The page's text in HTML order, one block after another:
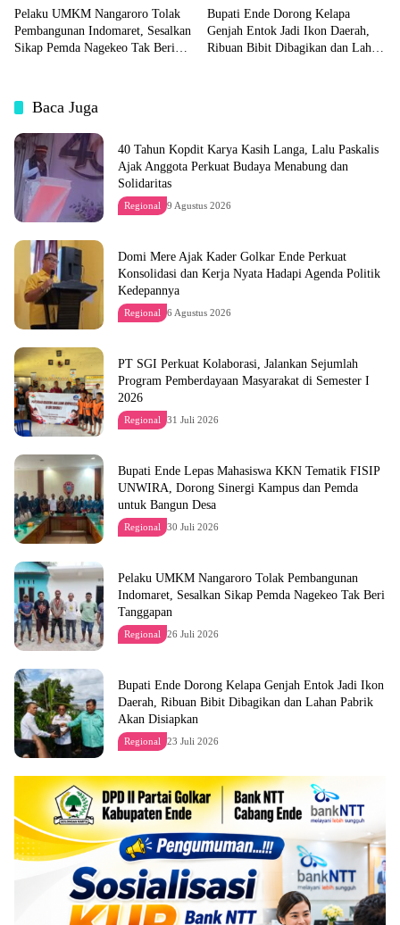
Pelaku UMKM Nangaroro Tolak
Pembangunan Indomaret, Sesalkan
Sikap Pemda Nagekeo Tak Beri
Bupati Ende Dorong Kelapa
Genjah Entok Jadi Ikon Daerah,
Ribuan Bibit Dibagikan dan Lahan
Baca Juga
40 Tahun Kopdit Karya Kasih Langa, Lalu Paskalis
Ajak Anggota Perkuat Budaya Menabung dan
Solidaritas
Regional 9 Agustus 2026
Domi Mere Ajak Kader Golkar Ende Perkuat
Konsolidasi dan Kerja Nyata Hadapi Agenda Politik
Kedepannya
Regional 6 Agustus 2026
PT SGI Perkuat Kolaborasi, Jalankan Sejumlah
Program Pemberdayaan Masyarakat di Semester I
2026
Regional 31 Juli 2026
Bupati Ende Lepas Mahasiswa KKN Tematik FISIP
UNWIRA, Dorong Sinergi Kampus dan Pemda
untuk Bangun Desa
Regional 30 Juli 2026
Pelaku UMKM Nangaroro Tolak Pembangunan
Indomaret, Sesalkan Sikap Pemda Nagekeo Tak Beri
Tanggapan
Regional 26 Juli 2026
Bupati Ende Dorong Kelapa Genjah Entok Jadi Ikon
Daerah, Ribuan Bibit Dibagikan dan Lahan Pabrik
Akan Disiapkan
Regional 23 Juli 2026